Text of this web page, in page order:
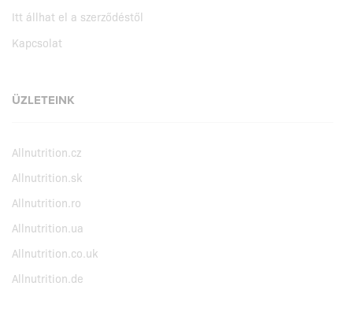
Itt állhat el a szerződéstől
Kapcsolat
ÜZLETEINK
Allnutrition.cz
Allnutrition.sk
Allnutrition.ro
Allnutrition.ua
Allnutrition.co.uk
Allnutrition.de